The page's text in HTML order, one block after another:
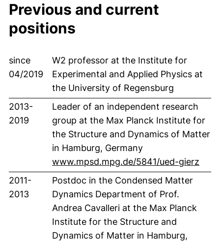
Previous and current
positions
since
04/2019
W2 professor at the Institute for
Experimental and Applied Physics at
the University of Regensburg
2013-
2019
Leader of an independent research
group at the Max Planck Institute for
the Structure and Dynamics of Matter
in Hamburg, Germany
www.mpsd.mpg.de/5841/ued-gierz
2011-
2013
Postdoc in the Condensed Matter
Dynamics Department of Prof.
Andrea Cavalleri at the Max Planck
Institute for the Structure and
Dynamics of Matter in Hamburg,